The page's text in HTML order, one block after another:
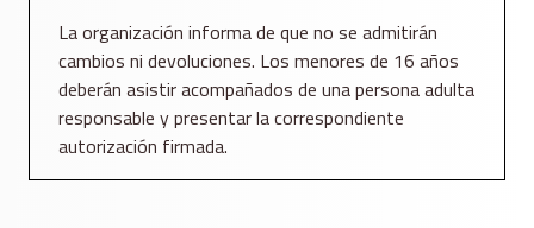
La organización informa de que no se admitirán
cambios ni devoluciones. Los menores de 16 años
deberán asistir acompañados de una persona adulta
responsable y presentar la correspondiente
autorización firmada.